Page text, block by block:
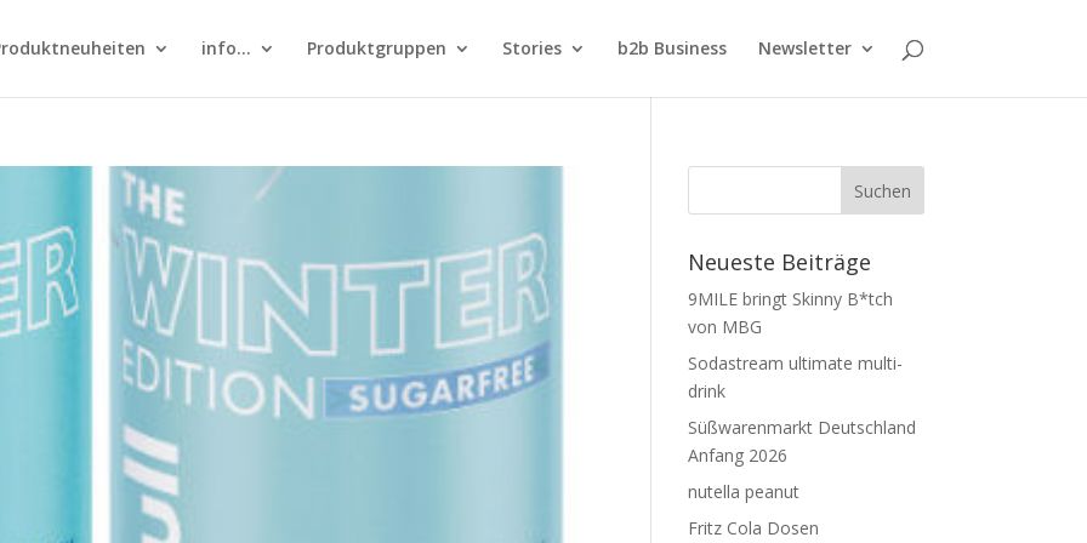
info… Produktgruppen Stories b2b Business Newsletter
Neueste Beiträge
9MILE bringt Skinny B*tch
von MBG
Sodastream ultimate multi-
drink
Süßwarenmarkt Deutschland
Anfang 2026
nutella peanut
Fritz Cola Dosen